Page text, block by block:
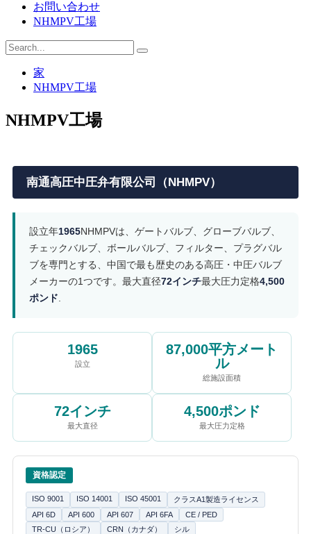
お問い合わせ
NHMPV工場
家
NHMPV工場
NHMPV工場
南通高圧中圧弁有限公司（NHMPV）
設立年1965NHMPVは、ゲートバルブ、グローブバルブ、
チェックバルブ、ボールバルブ、フィルター、プラグバル
ブを専門とする、中国で最も歴史のある高圧・中圧バルブ
メーカーの1つです。最大直径72インチ最大圧力定格4,500
ポンド
1965
設立
87,000平方メート
ル
総施設面積
72インチ
最大直径
4,500ポンド
最大圧力定格
資格認定
ISO 9001 ISO 14001 ISO 45001
クラスA1製造ライセンス
API 6D
API 600 API 607 API 6FA
CE / PED
TR-CU（ロシア）
CRN（カナダ） シル